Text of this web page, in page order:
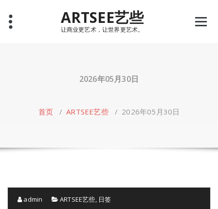
content
ARTSEE艺些
让商业更艺术，让世界更艺术。
2026年05月30日
首页 /ARTSEE艺些/ 2026年05月30日
admin ARTSEE艺些, 日签